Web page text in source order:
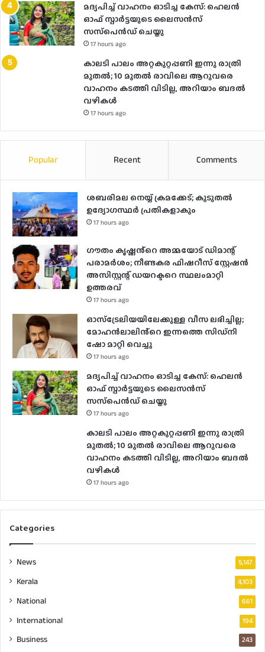
മദ്യപിച്ച് വാഹനം ഓടിച്ച കേസ്: ഹെലന്‍
ഓഫ് സ്പാര്‍ട്ടയുടെ ലൈസന്‍സ്
സസ്‌പെന്‍ഡ് ചെയ്തു
17 hours ago
കാലടി പാലം അറ്റകുറ്റപ്പണി ഇന്നു രാത്രി
മുതല്‍; 10 മുതല്‍ രാവിലെ ആറുവരെ
വാഹനം കടത്തി വിടില്ല, അറിയാം ബദൽ
വഴികൾ
17 hours ago
Popular Recent Comments
ശബരിമല നെയ്യ് ക്രമക്കേട്; കൂടുതൽ
ഉദ്യോഗസ്ഥർ പ്രതികളാകും
17 hours ago
ഗൗതം കൃഷ്ണൻ്റെ അമ്മയോട് ഡിമാന്റ്
പരാമർ‌ശം; നീണ്ടകര ഫിഷറീസ് സ്റ്റേഷൻ
അസിസ്റ്റന്റ് ഡയറക്ടറെ സ്ഥലംമാറ്റി
ഉത്തരവ്
17 hours ago
ഓസ്‌ട്രേലിയയിലേക്കുള്ള വീസ ലഭിച്ചില്ല;
മോഹൻലാലിൻ്റെ ഇന്നത്തെ സിഡ്നി
ഷോ മാറ്റി വെച്ചു
17 hours ago
മദ്യപിച്ച് വാഹനം ഓടിച്ച കേസ്: ഹെലന്‍
ഓഫ് സ്പാര്‍ട്ടയുടെ ലൈസന്‍സ്
സസ്‌പെന്‍ഡ് ചെയ്തു
17 hours ago
കാലടി പാലം അറ്റകുറ്റപ്പണി ഇന്നു രാത്രി
മുതല്‍; 10 മുതല്‍ രാവിലെ ആറുവരെ
വാഹനം കടത്തി വിടില്ല, അറിയാം ബദൽ
വഴികൾ
17 hours ago
Categories
News 5,147
Kerala 4,103
National 661
International 194
Business 243